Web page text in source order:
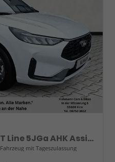
ST-Line 1.5EB Autom ST Line 5JGa AHK Assistenzpaket
Fahrzeug mit Tageszulassung